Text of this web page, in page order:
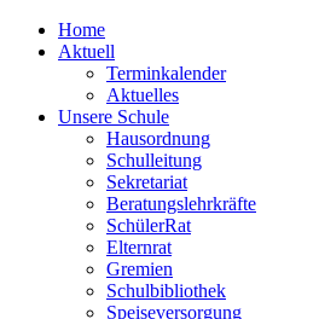
Home
Aktuell
Terminkalender
Aktuelles
Unsere Schule
Hausordnung
Schulleitung
Sekretariat
Beratungslehrkräfte
SchülerRat
Elternrat
Gremien
Schulbibliothek
Speiseversorgung